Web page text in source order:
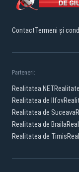
ContactTermeni și
Parteneri:
Realitatea.NET
Realitatea de Ilfov
Realitatea de Suceava
Realitatea de Braila
Realitatea de Timis